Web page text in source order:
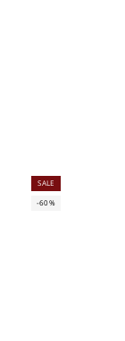
SALE
-60%